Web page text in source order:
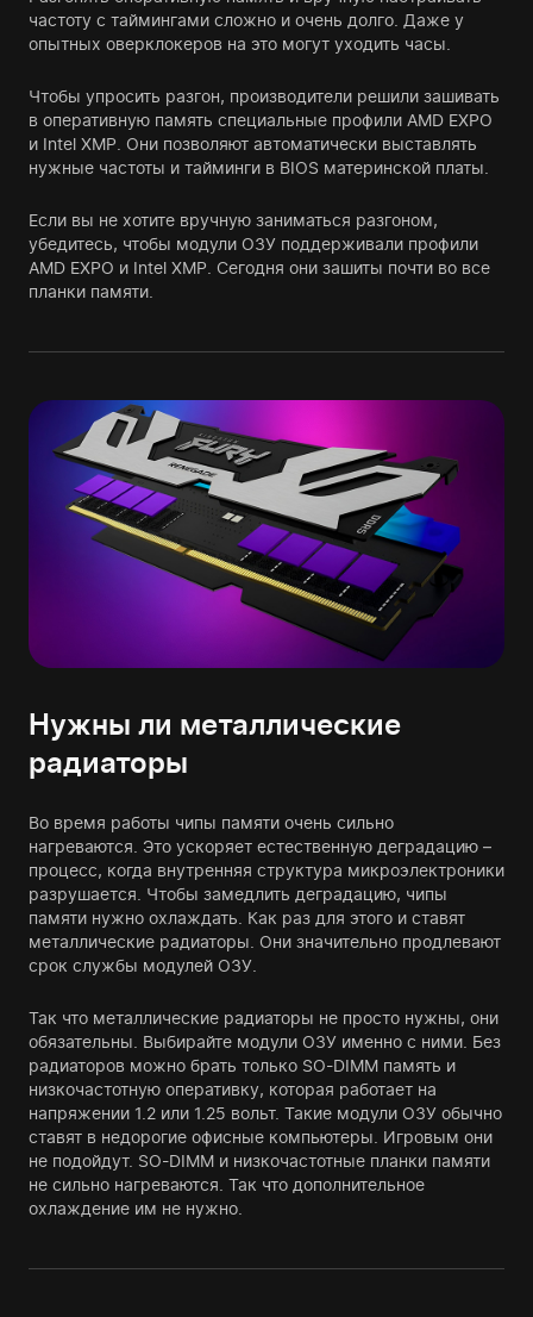
частоту с таймингами сложно и очень долго. Даже у
опытных оверклокеров на это могут уходить часы.
Чтобы упросить разгон, производители решили зашивать
в оперативную память специальные профили AMD EXPO
и Intel XMP. Они позволяют автоматически выставлять
нужные частоты и тайминги в BIOS материнской платы.
Если вы не хотите вручную заниматься разгоном,
убедитесь, чтобы модули ОЗУ поддерживали профили
AMD EXPO и Intel XMP. Сегодня они зашиты почти во все
планки памяти.
Нужны ли металлические
радиаторы
Во время работы чипы памяти очень сильно
нагреваются. Это ускоряет естественную деградацию –
процесс, когда внутренняя структура микроэлектроники
разрушается. Чтобы замедлить деградацию, чипы
памяти нужно охлаждать. Как раз для этого и ставят
металлические радиаторы. Они значительно продлевают
срок службы модулей ОЗУ.
Так что металлические радиаторы не просто нужны, они
обязательны. Выбирайте модули ОЗУ именно с ними. Без
радиаторов можно брать только SO-DIMM память и
низкочастотную оперативку, которая работает на
напряжении 1.2 или 1.25 вольт. Такие модули ОЗУ обычно
ставят в недорогие офисные компьютеры. Игровым они
не подойдут. SO-DIMM и низкочастотные планки памяти
не сильно нагреваются. Так что дополнительное
охлаждение им не нужно.